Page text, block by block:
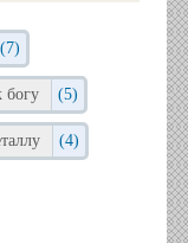
(7)
богу (5)
(4)